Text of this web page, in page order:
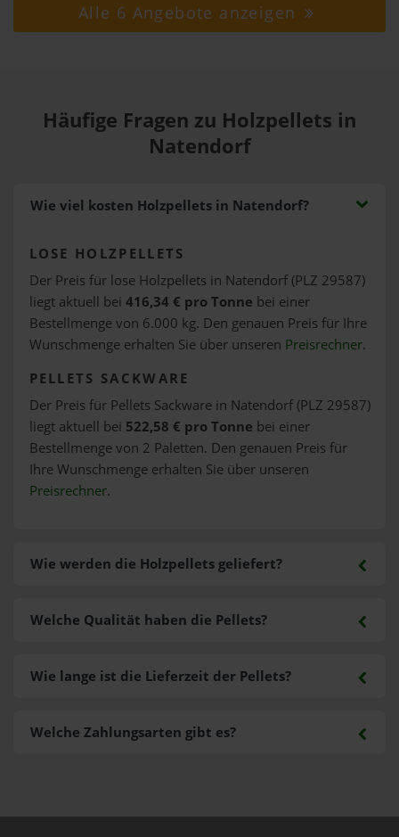
Alle 6 Angebote anzeigen
Häufige Fragen zu Holzpellets in
Natendorf
Wie viel kosten Holzpellets in Natendorf?
LOSE HOLZPELLETS
Der Preis für lose Holzpellets in Natendorf (PLZ 29587)
liegt aktuell bei 416,34 € pro Tonne bei einer
Bestellmenge von 6.000 kg. Den genauen Preis für Ihre
Wunschmenge erhalten Sie über unseren Preisrechner.
PELLETS SACKWARE
Der Preis für Pellets Sackware in Natendorf (PLZ 29587)
liegt aktuell bei 522,58 € pro Tonne bei einer
Bestellmenge von 2 Paletten. Den genauen Preis für
Ihre Wunschmenge erhalten Sie über unseren
Preisrechner.
Wie werden die Holzpellets geliefert?
Welche Zahlungsarten gibt es?
Welche Qualität haben die Pellets?
Wie lange ist die Lieferzeit der Pellets?